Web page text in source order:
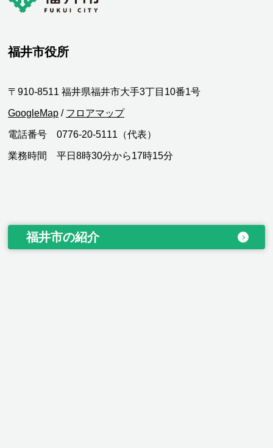
福井市役所
〒910-8511 福井県福井市大手3丁目10番1号
GoogleMap / フロアマップ
電話番号 0776-20-5111（代表）
業務時間 平日8時30分から17時15分
福井市の紹介